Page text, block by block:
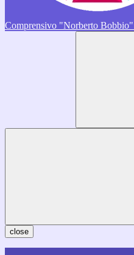
Comprensivo "Norberto Bobbio"
close